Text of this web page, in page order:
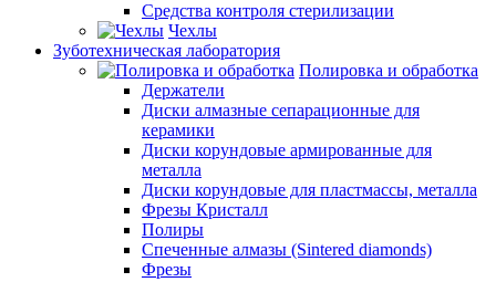
Средства контроля стерилизации
Чехлы
Зуботехническая лаборатория
Полировка и обработка
Держатели
Диски алмазные сепарационные для
керамики
Диски корундовые армированные для
металла
Диски корундовые для пластмассы, металла
Фрезы Кристалл
Полиры
Спеченные алмазы (Sintered diamonds)
Фрезы